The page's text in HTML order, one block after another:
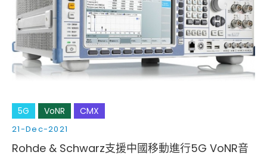
5G VoNR CMX
21-Dec-2021
Rohde & Schwarz支援中國移動進行5G VoNR音